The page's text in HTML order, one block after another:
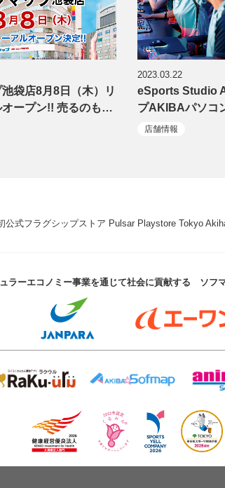
袋店8月8日（木）リ
オープン!! 売るのも…
2023.03.22
eSports Studio
プAKIBAパソコ
店舗情報
式フラグシップストア Pulsar Playstore Tokyo
ラーエコノミー事業を通じて社会に貢献する ソフ